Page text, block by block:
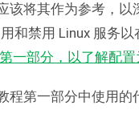
该将其作为参考，
和禁用 Linux 服务
一部分，以了解配
程第一部分中使用